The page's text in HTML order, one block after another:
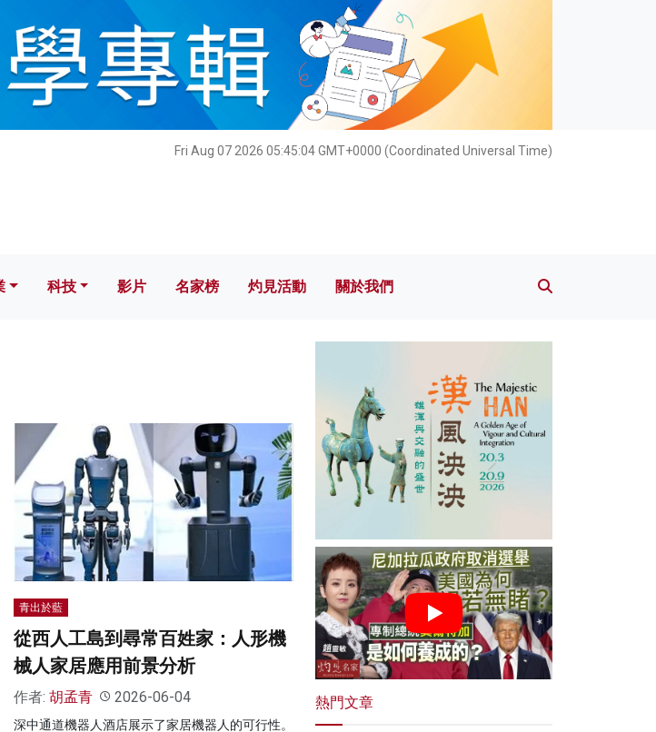
Fri Aug 07 2026 05:45:06 GMT+0000 (Coordinated Universal Time)
科技 影片 名家榜 灼見活動 關於我們
科技 影片 名家榜 灼見活動 關於我們
青出於藍
從西人工島到尋常百姓家：人形機
械人家居應用前景分析
作者: 胡孟青 2026-06-04
深中通道機器人酒店展示了家居機器人的可行性。
熱門文章